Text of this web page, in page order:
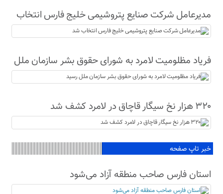
مدیرعامل شرکت صنایع پتروشیمی خلیج فارس انتخاب
شد
فریاد مظلومیت لامرد به شورای حقوق بشر سازمان ملل
رسید
۳۲۰ هزار نخ سیگار قاچاق در لامرد کشف شد
خبر تاپ صفحه
استان فارس صاحب منطقه آزاد می‌شود